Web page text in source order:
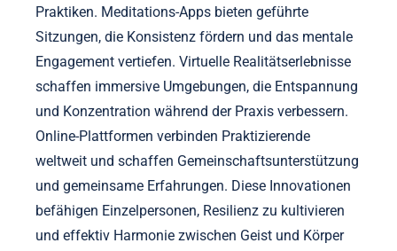
Praktiken. Meditations-Apps bieten geführte
Sitzungen, die Konsistenz fördern und das mentale
Engagement vertiefen. Virtuelle Realitätserlebnisse
schaffen immersive Umgebungen, die Entspannung
und Konzentration während der Praxis verbessern.
Online-Plattformen verbinden Praktizierende
weltweit und schaffen Gemeinschaftsunterstützung
und gemeinsame Erfahrungen. Diese Innovationen
befähigen Einzelpersonen, Resilienz zu kultivieren
und effektiv Harmonie zwischen Geist und Körper